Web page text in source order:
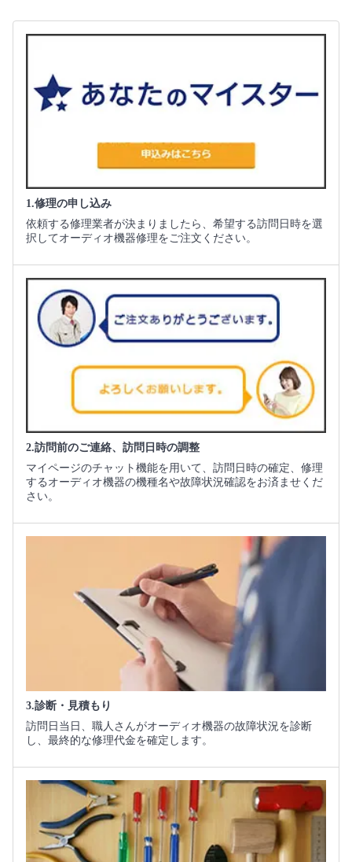
1.修理の申し込み
依頼する修理業者が決まりましたら、希望する訪問日時を選
択してオーディオ機器修理をご注文ください。
2.訪問前のご連絡、訪問日時の調整
マイページのチャット機能を用いて、訪問日時の確定、修理
するオーディオ機器の機種名や故障状況確認をお済ませくだ
さい。
3.診断・見積もり
訪問日当日、職人さんがオーディオ機器の故障状況を診断
し、最終的な修理代金を確定します。